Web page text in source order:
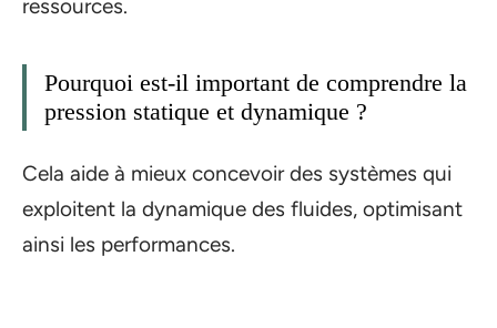
ressources.
Pourquoi est-il important de comprendre la
pression statique et dynamique ?
Cela aide à mieux concevoir des systèmes qui
exploitent la dynamique des fluides, optimisant
ainsi les performances.